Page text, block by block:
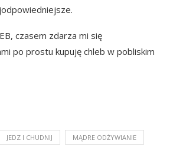
, czasem zdarza mi się
po prostu kupuję chleb w pobliskim
JEDZ I CHUDNIJ MĄDRE ODŻYWIANIE